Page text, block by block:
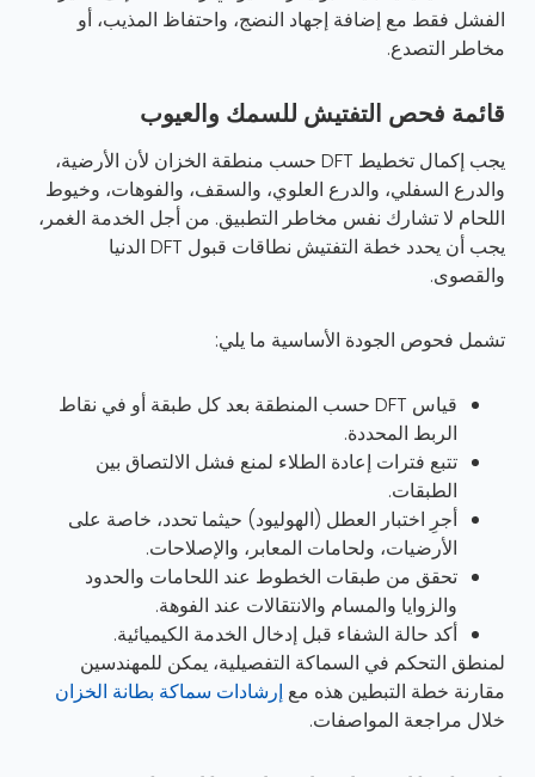
الفشل فقط مع إضافة إجهاد النضج، واحتفاظ المذيب، أو
مخاطر التصدع.
قائمة فحص التفتيش للسمك والعيوب
يجب إكمال تخطيط DFT حسب منطقة الخزان لأن الأرضية،
والدرع السفلي، والدرع العلوي، والسقف، والفوهات، وخيوط
اللحام لا تشارك نفس مخاطر التطبيق. من أجل الخدمة الغمر،
يجب أن يحدد خطة التفتيش نطاقات قبول DFT الدنيا
والقصوى.
تشمل فحوص الجودة الأساسية ما يلي:
قياس DFT حسب المنطقة بعد كل طبقة أو في نقاط
الربط المحددة.
تتبع فترات إعادة الطلاء لمنع فشل الالتصاق بين
الطبقات.
أجرِ اختبار العطل (الهوليود) حيثما تحدد، خاصة على
الأرضيات، ولحامات المعابر، والإصلاحات.
تحقق من طبقات الخطوط عند اللحامات والحدود
والزوايا والمسام والانتقالات عند الفوهة.
أكد حالة الشفاء قبل إدخال الخدمة الكيميائية.
لمنطق التحكم في السماكة التفصيلية، يمكن للمهندسين
مقارنة خطة التبطين هذه مع إرشادات سماكة بطانة الخزان
خلال مراجعة المواصفات.